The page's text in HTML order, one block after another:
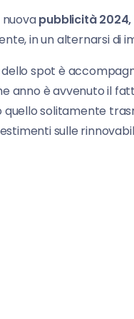
nuovapubblicità 2024,
in un alternarsi di
spot è
anno è avvenuto il
solitamente
sulle